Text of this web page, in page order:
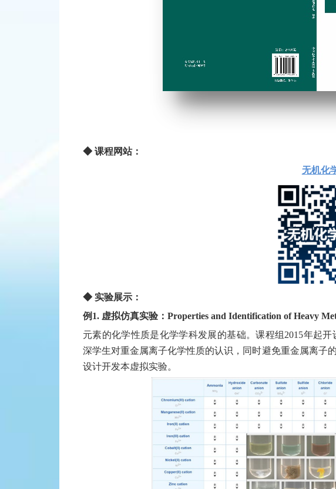
◆ 课程网站：
无机化
◆ 实验展示：
例1. 虚拟仿真实验：Properties and Identification of Heavy
元素的化学性质是化学学科发展的基础。课程组2015年起开
深学生对重金属离子化学性质的认识，同时避免重金属离子
设计开发本虚拟实验。